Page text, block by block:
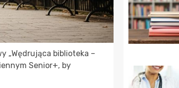
„Wędrująca biblioteka –
Senior+, by